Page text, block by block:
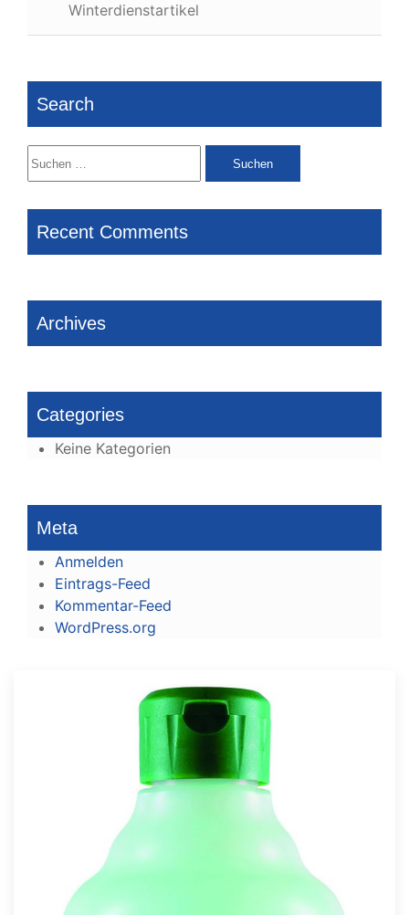
Winterdienstartikel
Search
Suchen
nach:
Recent Comments
Archives
Categories
Keine Kategorien
Meta
Anmelden
Eintrags-Feed
Kommentar-Feed
WordPress.org